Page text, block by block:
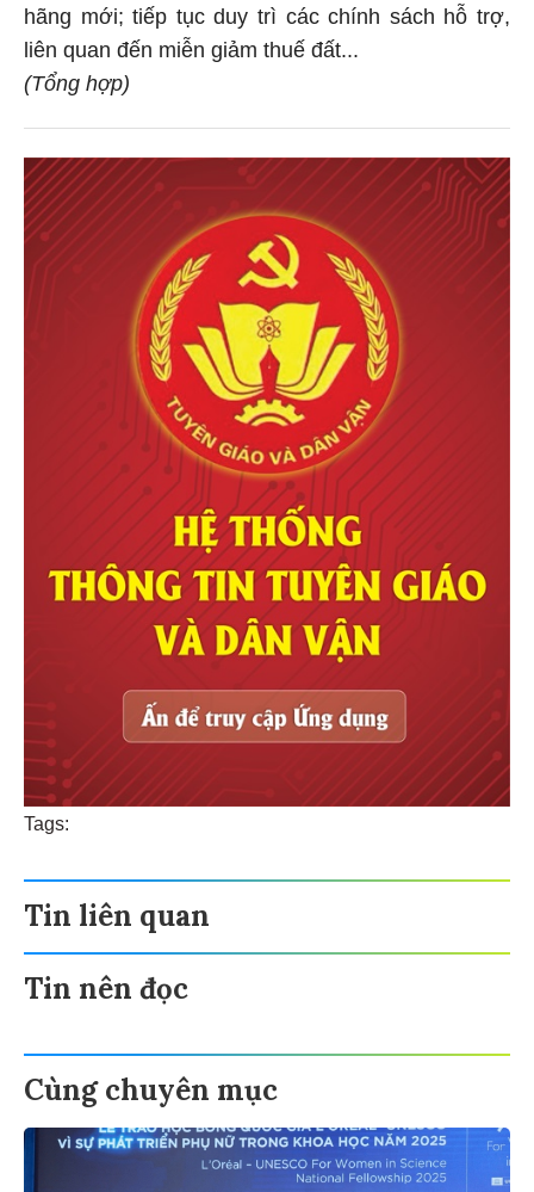
hãng mới; tiếp tục duy trì các chính sách hỗ trợ,
liên quan đến miễn giảm thuế đất...
(Tổng hợp)
Tags:
Tin liên quan
Tin nên đọc
Cùng chuyên mục